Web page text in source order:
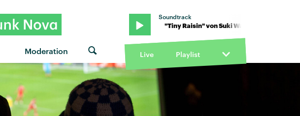
Moderation
Soundtrack
"Tiny Raisin" von Suki Waterhouse · "Tiny Raisin" von Suki Waterhouse · "Tiny Raisin"
Live Playlist